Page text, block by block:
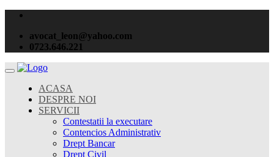
avocat_leon@yahoo.com
0723.646.221
ACASA
DESPRE NOI
SERVICII
Contestatii la executare
Contencios Administrativ
Drept Bancar
Drept Civil